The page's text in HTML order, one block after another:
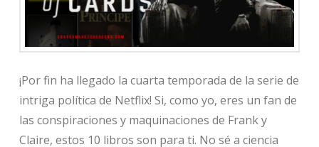
¡Por fin ha llegado la cuarta temporada de la serie de
intriga política de Netflix! Si, como yo, eres un fan de
las conspiraciones y maquinaciones de Frank y
Claire, estos 10 libros son para ti. No sé a ciencia